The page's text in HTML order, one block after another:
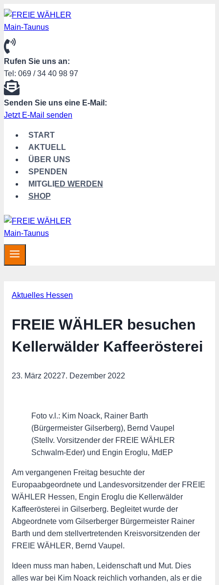
Zum
Rufen Sie uns an:
Tel: 069 / 34 40 98 97
Senden Sie uns eine E-Mail:
Jetzt E-Mail senden
START
AKTUELL
ÜBER UNS
SPENDEN
MITGLIED WERDEN
SHOP
Aktuelles Hessen
FREIE WÄHLER besuchen
Kellerwälder Kaffeerösterei
23. März 20227. Dezember 2022
Foto v.l.: Kim Noack, Rainer Barth
(Bürgermeister Gilserberg), Bernd Vaupel
(Stellv. Vorsitzender der FREIE WÄHLER
Schwalm-Eder) und Engin Eroglu, MdEP
Am vergangenen Freitag besuchte der
Europaabgeordnete und Landesvorsitzender der FREIE
WÄHLER Hessen, Engin Eroglu die Kellerwälder
Kaffeerösterei in Gilserberg. Begleitet wurde der
Abgeordnete vom Gilserberger Bürgermeister Rainer
Barth und dem stellvertretenden Kreisvorsitzenden der
FREIE WÄHLER, Bernd Vaupel.
Ideen muss man haben, Leidenschaft und Mut. Dies
alles war bei Kim Noack reichlich vorhanden, als er die